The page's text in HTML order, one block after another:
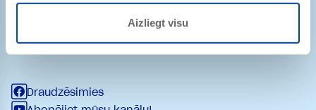
Aizliegt visu
pasutijumi@remmers.com
+ 371 29232361
Draudzēsimies